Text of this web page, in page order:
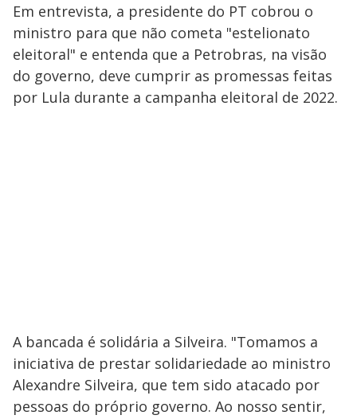
Em entrevista, a presidente do PT cobrou o
ministro para que não cometa "estelionato
eleitoral" e entenda que a Petrobras, na visão
do governo, deve cumprir as promessas feitas
por Lula durante a campanha eleitoral de 2022.
A bancada é solidária a Silveira. "Tomamos a
iniciativa de prestar solidariedade ao ministro
Alexandre Silveira, que tem sido atacado por
pessoas do próprio governo. Ao nosso sentir,